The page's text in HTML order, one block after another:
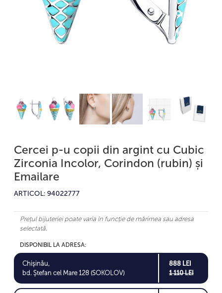
Cercei p-u copii din argint cu Cubic
Zirconia Incolor, Corindon (rubin) și
Emailare
ARTICOL: 94022777
Prețul bijuteriei poate varia în funcție de mărimea sau adresa
selectată.
DISPONIBIL LA ADRESA:
Chișinău,
bd. Ștefan cel Mare 128 (SOKOLOV)
888 LEI
1 110 LEI